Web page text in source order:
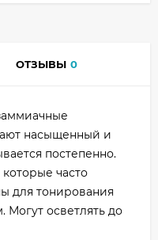
ОТЗЫВЫ 0
насыщенный и
постепенно.
часто
для тонирования
Могут осветлять до